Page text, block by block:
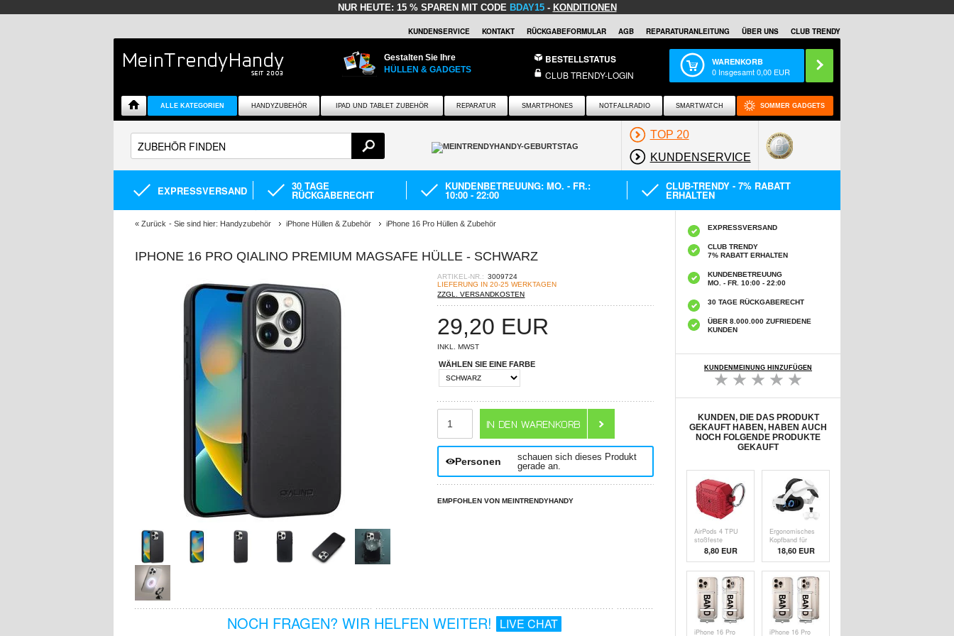
NUR HEUTE: 15 % SPAREN MIT CODE BDAY15- KONDITIONEN
KUNDENSERVICE KONTAKT RÜCKGABEFORMULAR AGB REPARATURANLEITUNG ÜBER UNS CLUB TRENDY
Gestalten Sie Ihre
HÜLLEN & GADGETS
BESTELLSTATUS
CLUB TRENDY-LOGIN
WARENKORB
0 Insgesamt0,00 EUR
ALLE KATEGORIEN HANDYZUBEHÖR IPAD UND TABLET ZUBEHÖR REPARATUR SMARTPHONES NOTFALLRADIO SMARTWATCH SOMMER GADGETS
TOP 20
KUNDENSERVICE
EXPRESSVERSAND 30 TAGE
RÜCKGABERECHT
KUNDENBETREUUNG: MO. - FR.:
10:00 - 22:00
CLUB-TRENDY - 7% RABATT
ERHALTEN
« Zurück - Sie sind hier: Handyzubehör iPhone Hüllen & Zubehör iPhone 16 Pro Hüllen & Zubehör
IPHONE 16 PRO QIALINO PREMIUM MAGSAFE HÜLLE - SCHWARZ
ARTIKEL-NR.: 3009724
LIEFERUNG IN 20-25 WERKTAGEN
ZZGL. VERSANDKOSTEN
29,20 EUR
INKL. MWST
WÄHLEN SIE EINE FARBE
Personen
schauen sich dieses Produkt
gerade an.
EMPFOHLEN VON MEINTRENDYHANDY
NOCH FRAGEN? WIR HELFEN WEITER! LIVE CHAT
EXPRESSVERSAND
CLUB TRENDY
7% RABATT ERHALTEN
KUNDENBETREUUNG
MO. - FR. 10:00 - 22:00
30 TAGE RÜCKGABERECHT
ÜBER 8.000.000 ZUFRIEDENE
KUNDEN
KUNDENMEINUNG HINZUFÜGEN
KUNDEN, DIE DAS PRODUKT
GEKAUFT HABEN, HABEN AUCH
NOCH FOLGENDE PRODUKTE
GEKAUFT
AirPods 4 TPU
stoßfeste
verstärkte Hülle -
Militärischer
Schutz mit
Karabiner - Rot
8,80 EUR
Ergonomisches
Kopfband für
Meta Quest 3S -
360 klappbares
VR-Stirnband -
Weiß
18,60EUR
iPhone 16 Pro
iPhone 16 Pro